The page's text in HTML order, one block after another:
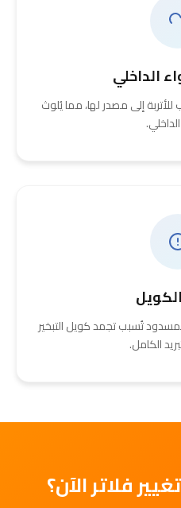
الداخلي
إلى مصدر لها، مما يُلوث
تُسبب تجمد كويل التبخير
الكامل.
فلاتر الآن؟